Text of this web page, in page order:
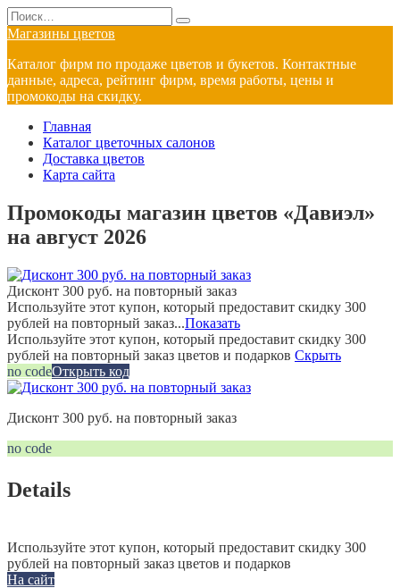
Перейти
к
содержанию
Search
for:
Магазины цветов
Каталог фирм по продаже цветов и букетов. Контактные
данные, адреса, рейтинг фирм, время работы, цены и
промокоды на скидку.
Главная
Каталог цветочных салонов
Доставка цветов
Карта сайта
Промокоды магазин цветов «Давиэл»
на август 2026
Дисконт 300 руб. на повторный заказ
Используйте этот купон, который предоставит скидку 300
рублей на повторный заказ...Показать
Используйте этот купон, который предоставит скидку 300
рублей на повторный заказ цветов и подарков Скрыть
no codeОткрыть код
Дисконт 300 руб. на повторный заказ
no code
Details
Используйте этот купон, который предоставит скидку 300
рублей на повторный заказ цветов и подарков
На сайт